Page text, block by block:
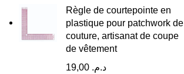
Règle de courtepointe en
plastique pour patchwork de
couture, artisanat de coupe
de vêtement
د.م.